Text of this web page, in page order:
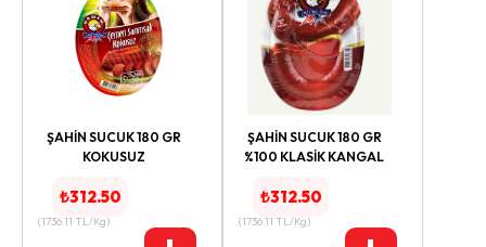
ŞAHİN SUCUK 180 GR
KOKUSUZ
₺312.50
(1736.11 TL/Kg)
ŞAHİN SUCUK 180 GR
%100 KLASİK KANGAL
₺312.50
(1736.11 TL/Kg)